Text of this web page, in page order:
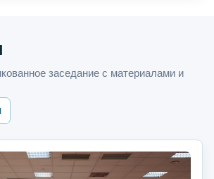
заседание с материалами и